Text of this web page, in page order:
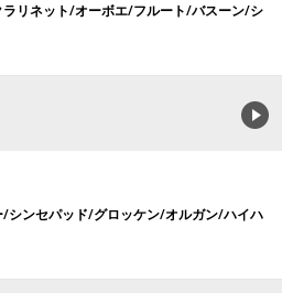
リネット/オーボエ/フルート/バスーン/シ
シンセパッド/グロッケン/オルガン/ハイハ